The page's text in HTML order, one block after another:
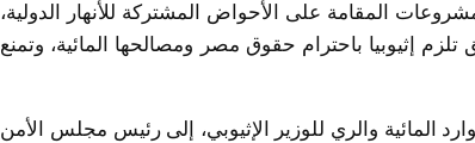
المقامة على الأحواض المشتركة للأنهار الدولية،
تلزم إثيوبيا باحترام حقوق مصر ومصالحها المائية، وتمنع
المائية والري للوزير الإثيوبي، إلى رئيس مجلس الأمن